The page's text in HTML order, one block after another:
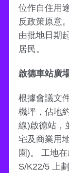
位作自住用
反政策原意
由批地日期
居民。
啟德車站廣
根據會議文
機坪，佔地
線)啟德站，
宅及商業用
園)。 工地
S/K22/5 上